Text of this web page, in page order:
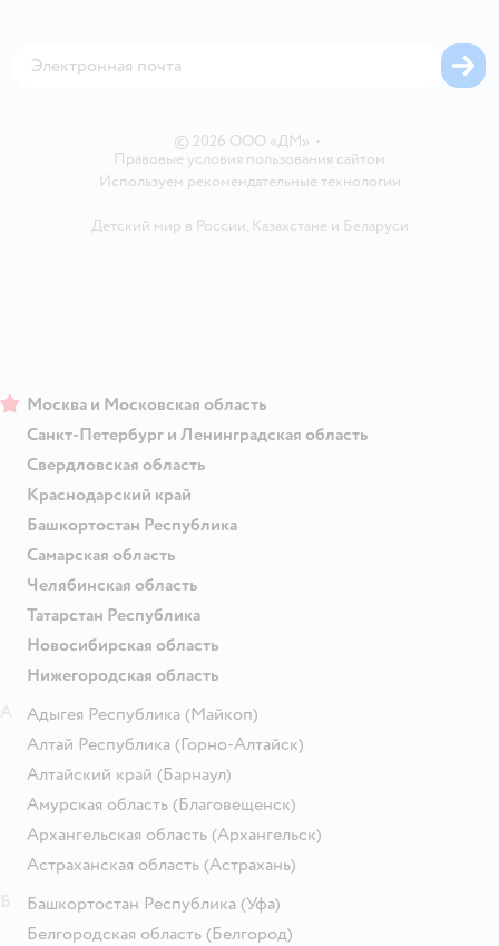
© 2026 ООО «ДМ» •
Правовые условия пользования сайтом
Используем рекомендательные технологии
Детский мир в России, Казахстанеи Беларуси
Москва и Московская область
Санкт-Петербург и Ленинградская область
Свердловская область
Краснодарский край
Башкортостан Республика
Самарская область
Челябинская область
Татарстан Республика
Новосибирская область
Нижегородская область
Адыгея Республика (Майкоп)
Алтай Республика (Горно-Алтайск)
Алтайский край (Барнаул)
Амурская область (Благовещенск)
Архангельская область (Архангельск)
Астраханская область (Астрахань)
Башкортостан Республика (Уфа)
Белгородская область (Белгород)